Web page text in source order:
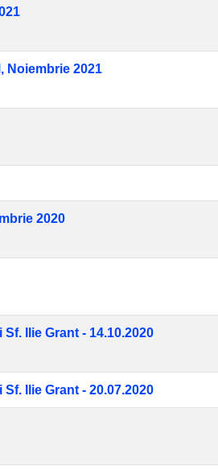
Noiembrie 2021
2020
Ilie Grant - 14.10.2020
Ilie Grant - 20.07.2020